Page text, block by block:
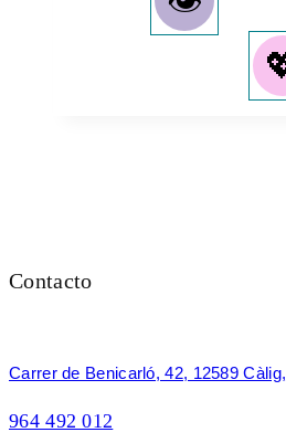
Contacto
Carrer de Benicarló, 42, 12589
964 492 012